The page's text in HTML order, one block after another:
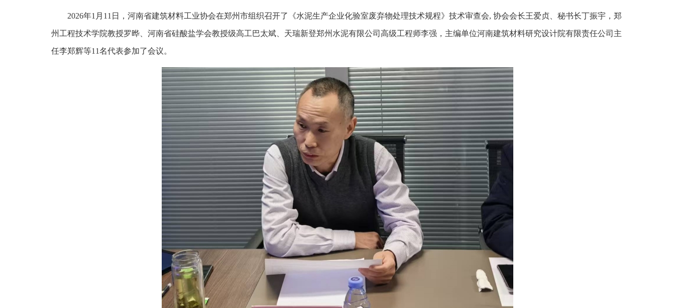
2026年1月11日，河南省建筑材料工业协会在郑州市组织召开了《水泥生产企业化验室废弃物处理技术规程》技术审查会, 协会会长王爱贞、秘书长丁振宇，郑
州工程技术学院教授罗晔、河南省硅酸盐学会教授级高工巴太斌、天瑞新登郑州水泥有限公司高级工程师李强，主编单位河南建筑材料研究设计院有限责任公司主
任李郑辉等11名代表参加了会议。